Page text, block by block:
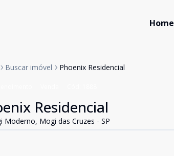
Home
Buscar imóvel Phoenix Residencial
Residencial
Moderno, Mogi das Cruzes - SP